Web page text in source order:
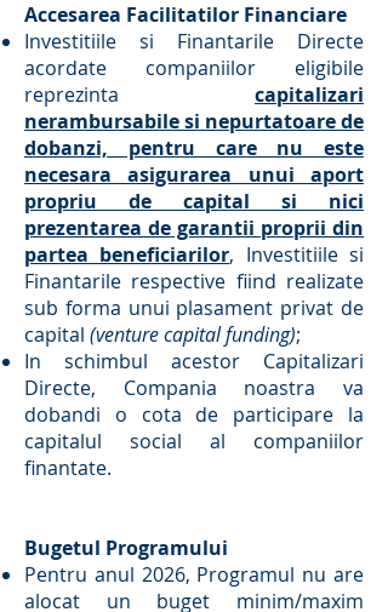
Accesarea Facilitatilor Financiare
Investitiile si Finantarile Directe
acordate companiilor eligibile
reprezinta capitalizari
nerambursabile si nepurtatoare de
dobanzi, pentru care nu este
necesara asigurarea unui aport
propriu de capital si nici
prezentarea de garantii proprii din
partea beneficiarilor, Investitiile si
Finantarile respective fiind realizate
sub forma unui plasament privat de
capital (venture capital funding);
In schimbul acestor Capitalizari
Directe, Compania noastra va
dobandi o cota de participare la
capitalul social al companiilor
finantate.
Bugetul Programului
Pentru anul 2026, Programul nu are
alocat un buget minim/maxim